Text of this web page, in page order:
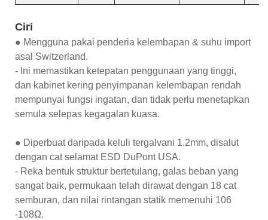
Ciri
● Mengguna pakai penderia kelembapan & suhu import
asal Switzerland.
- Ini memastikan ketepatan penggunaan yang tinggi,
dan kabinet kering penyimpanan kelembapan rendah
mempunyai fungsi ingatan, dan tidak perlu menetapkan
semula selepas kegagalan kuasa.
● Diperbuat daripada keluli tergalvani 1.2mm, disalut
dengan cat selamat ESD DuPont USA.
- Reka bentuk struktur bertetulang, galas beban yang
sangat baik, permukaan telah dirawat dengan 18 cat
semburan, dan nilai rintangan statik memenuhi 106
-108Ω.